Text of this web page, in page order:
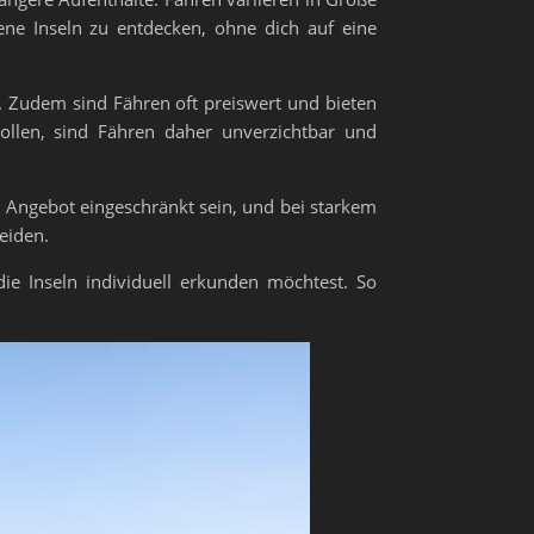
Inseln zu entdecken, ohne dich auf eine
sind Fähren oft preiswert und bieten
sind Fähren daher unverzichtbar und
eingeschränkt sein, und bei starkem
Inseln individuell erkunden möchtest. So